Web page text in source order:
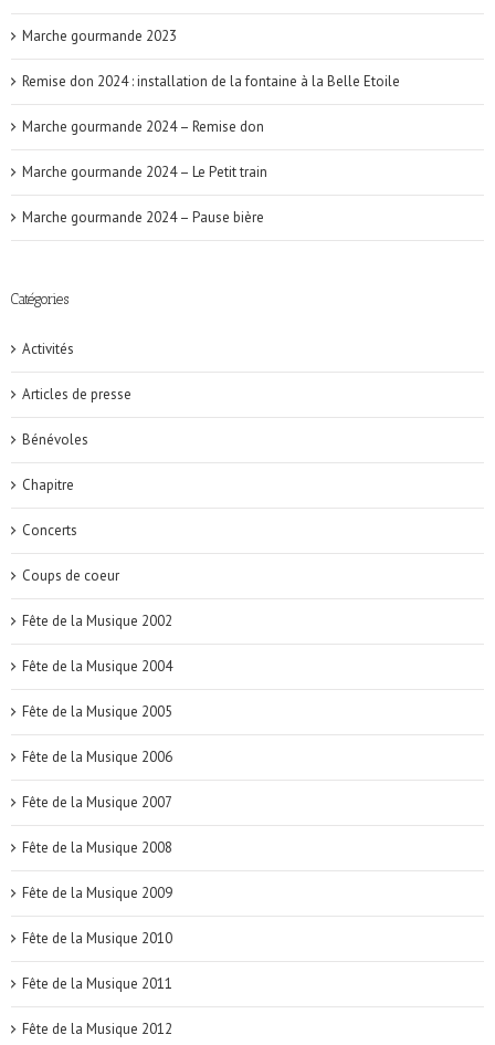
Marche gourmande 2023
Remise don 2024 : installation de la fontaine à la Belle Etoile
Marche gourmande 2024 – Remise don
Marche gourmande 2024 – Le Petit train
Marche gourmande 2024 – Pause bière
Catégories
Activités
Articles de presse
Bénévoles
Chapitre
Concerts
Coups de coeur
Fête de la Musique 2002
Fête de la Musique 2004
Fête de la Musique 2005
Fête de la Musique 2006
Fête de la Musique 2007
Fête de la Musique 2008
Fête de la Musique 2009
Fête de la Musique 2010
Fête de la Musique 2011
Fête de la Musique 2012